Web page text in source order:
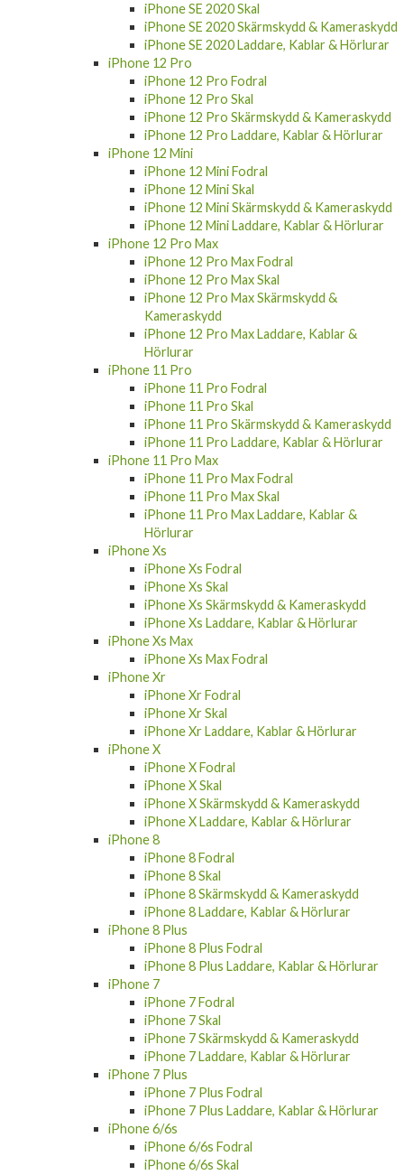
iPhone SE 2020 Skal
iPhone SE 2020 Skärmskydd & Kameraskydd
iPhone SE 2020 Laddare, Kablar & Hörlurar
iPhone 12 Pro
iPhone 12 Pro Fodral
iPhone 12 Pro Skal
iPhone 12 Pro Skärmskydd & Kameraskydd
iPhone 12 Pro Laddare, Kablar & Hörlurar
iPhone 12 Mini
iPhone 12 Mini Fodral
iPhone 12 Mini Skal
iPhone 12 Mini Skärmskydd & Kameraskydd
iPhone 12 Mini Laddare, Kablar & Hörlurar
iPhone 12 Pro Max
iPhone 12 Pro Max Fodral
iPhone 12 Pro Max Skal
iPhone 12 Pro Max Skärmskydd &
Kameraskydd
iPhone 12 Pro Max Laddare, Kablar &
Hörlurar
iPhone 11 Pro
iPhone 11 Pro Fodral
iPhone 11 Pro Skal
iPhone 11 Pro Skärmskydd & Kameraskydd
iPhone 11 Pro Laddare, Kablar & Hörlurar
iPhone 11 Pro Max
iPhone 11 Pro Max Fodral
iPhone 11 Pro Max Skal
iPhone 11 Pro Max Laddare, Kablar &
Hörlurar
iPhone Xs
iPhone Xs Fodral
iPhone Xs Skal
iPhone Xs Skärmskydd & Kameraskydd
iPhone Xs Laddare, Kablar & Hörlurar
iPhone Xs Max
iPhone Xs Max Fodral
iPhone Xr
iPhone Xr Fodral
iPhone Xr Skal
iPhone Xr Laddare, Kablar & Hörlurar
iPhone X
iPhone X Fodral
iPhone X Skal
iPhone X Skärmskydd & Kameraskydd
iPhone X Laddare, Kablar & Hörlurar
iPhone 8
iPhone 8 Fodral
iPhone 8 Skal
iPhone 8 Skärmskydd & Kameraskydd
iPhone 8 Laddare, Kablar & Hörlurar
iPhone 8 Plus
iPhone 8 Plus Fodral
iPhone 8 Plus Laddare, Kablar & Hörlurar
iPhone 7
iPhone 7 Fodral
iPhone 7 Skal
iPhone 7 Skärmskydd & Kameraskydd
iPhone 7 Laddare, Kablar & Hörlurar
iPhone 7 Plus
iPhone 7 Plus Fodral
iPhone 7 Plus Laddare, Kablar & Hörlurar
iPhone 6/6s
iPhone 6/6s Fodral
iPhone 6/6s Skal